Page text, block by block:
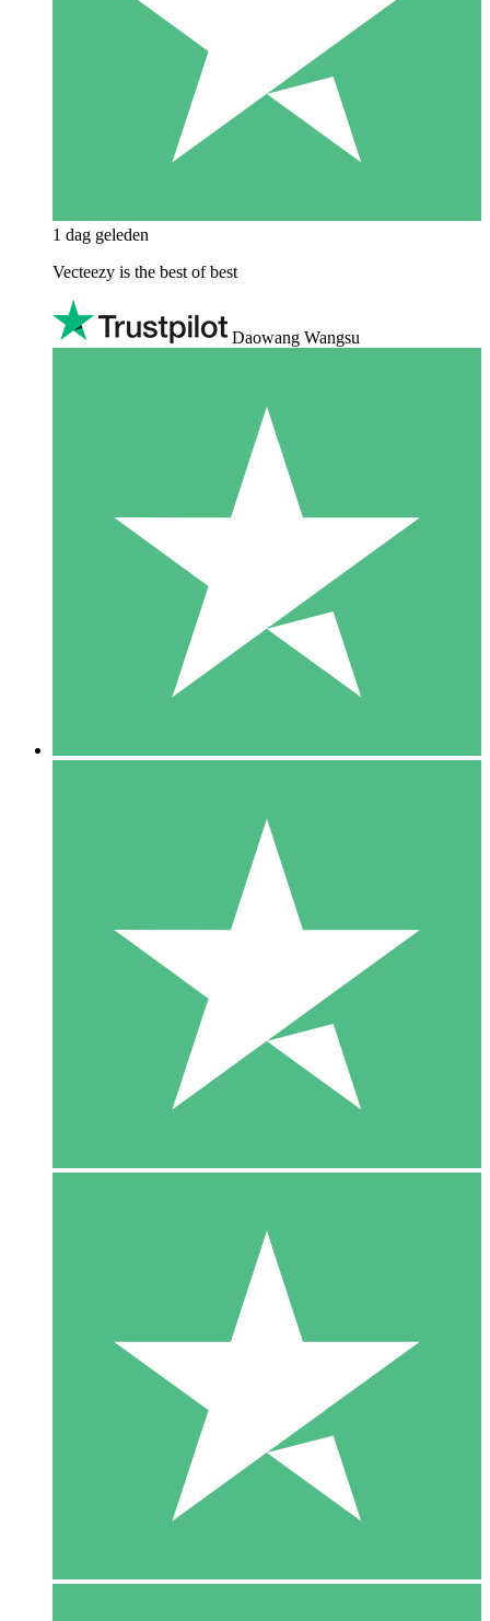
1 dag geleden
Vecteezy is the best of best
Daowang Wangsu